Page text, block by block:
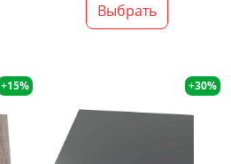
Выбрать
+15% +30%